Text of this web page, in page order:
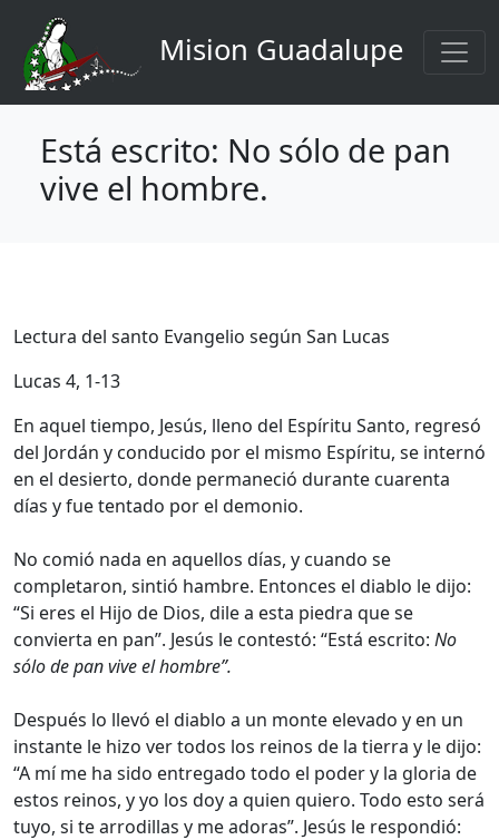
Pasar al contenido principal
Navegación principal
Mision Guadalupe
Está escrito: No sólo de pan
vive el hombre.
Lectura del santo Evangelio según San Lucas
Lucas 4, 1-13
En aquel tiempo, Jesús, lleno del Espíritu Santo, regresó
del Jordán y conducido por el mismo Espíritu, se internó
en el desierto, donde permaneció durante cuarenta
días y fue tentado por el demonio.
No comió nada en aquellos días, y cuando se
completaron, sintió hambre. Entonces el diablo le dijo:
“Si eres el Hijo de Dios, dile a esta piedra que se
convierta en pan”. Jesús le contestó: “Está escrito: No
sólo de pan vive el hombre”.
Después lo llevó el diablo a un monte elevado y en un
instante le hizo ver todos los reinos de la tierra y le dijo:
“A mí me ha sido entregado todo el poder y la gloria de
estos reinos, y yo los doy a quien quiero. Todo esto será
tuyo, si te arrodillas y me adoras”. Jesús le respondió: